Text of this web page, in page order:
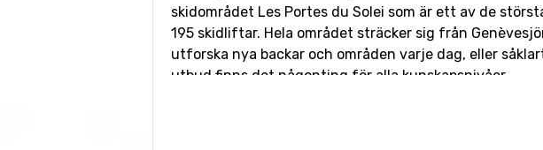
skidområdet Les Portes du Solei som är ett av de
195 skidliftar. Hela området sträcker sig från
utforska nya backar och områden varje dag, eller
utbud finns det någonting för alla kunskapsnivåer.